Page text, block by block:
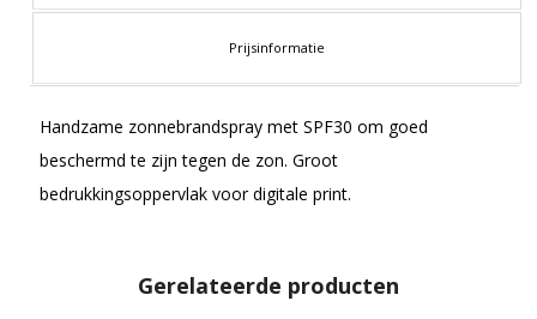
Prijsinformatie
Handzame zonnebrandspray met SPF30 om goed
beschermd te zijn tegen de zon. Groot
bedrukkingsoppervlak voor digitale print.
Gerelateerde producten